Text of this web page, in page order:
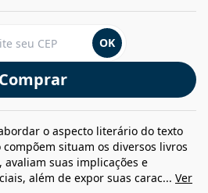
Comprar
OK
o aspecto literário do texto
situam os diversos livros
suas implicações e
além de expor suas carac... Ver